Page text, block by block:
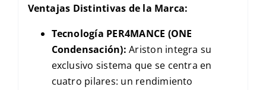
Ventajas Distintivas de la Marca:
Tecnología PER4MANCE (ONE
Condensación): Ariston integra su
exclusivo sistema que se centra en
cuatro pilares: un rendimiento